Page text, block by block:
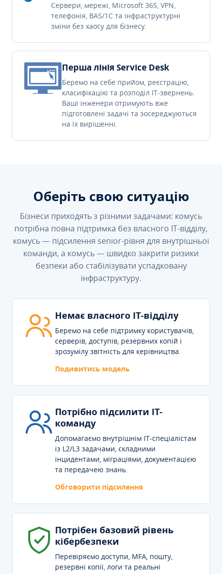
Сервери, мережі, Microsoft 365, VPN,
телефонія, BAS/1C та інфраструктурні
зміни без хаосу для бізнесу.
Перша лінія Service Desk
Беремо на себе прийом, реєстрацію,
класифікацію та розподіл IT-звернень.
Ваші інженери отримують вже
підготовлені задачі та зосереджуються
на їх вирішенні.
Оберіть свою ситуацію
Бізнеси приходять з різними задачами: комусь
потрібна повна підтримка без власного IT-відділу,
комусь — підсилення senior-рівня для внутрішньої
команди, а комусь — швидко закрити ризики
безпеки або стабілізувати успадковану
інфраструктуру.
Немає власного IT-відділу
Беремо на себе підтримку користувачів,
серверів, доступів, резервних копій і
зрозумілу звітність для керівництва.
Подивитись модель
Потрібно підсилити IT-
команду
Допомагаємо внутрішнім IT-спеціалістам
із L2/L3 задачами, складними
інцидентами, міграціями, документацією
та передачею знань.
Обговорити підсилення
Потрібен базовий рівень
кібербезпеки
Перевіряємо доступи, MFA, пошту,
резервні копії, логи та реальні